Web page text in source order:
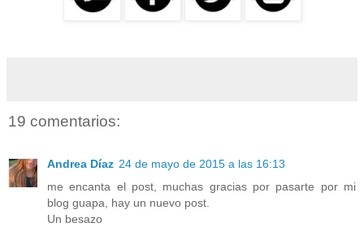
19 comentarios:
Andrea Díaz 24 de mayo de 2015 a las 16:13
me encanta el post, muchas gracias por pasarte por mi
blog guapa, hay un nuevo post.
Un besazo